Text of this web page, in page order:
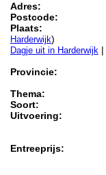
Adres:
Postcode:
Plaats:
Harderwijk)
Dagje uit in Harderwijk |
Provincie:
Thema:
Soort:
Uitvoering:
Entreeprijs: